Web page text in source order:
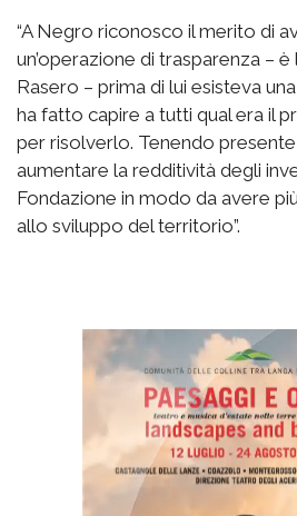
“A Negro riconosco il merito di
un’operazione di trasparenza –
Rasero – prima di lui esisteva
ha fatto capire a tutti qual era il
per risolverlo. Tenendo
aumentare la redditività degli
Fondazione in modo da avere
allo sviluppo del territorio”.